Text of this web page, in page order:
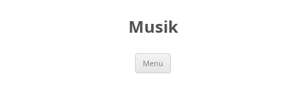
Musik
Menu